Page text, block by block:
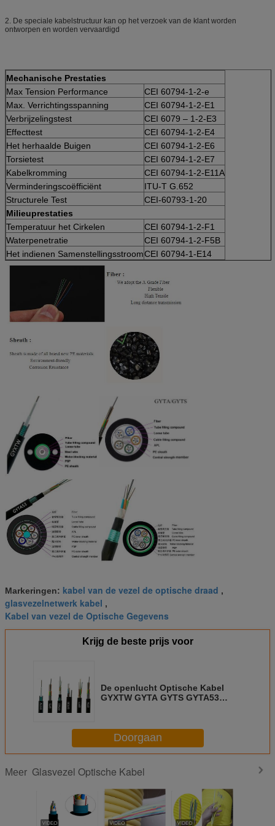
2. De speciale kabelstructuur kan op het verzoek van de klant worden
ontworpen en worden vervaardigd
Mechanische Prestaties
Max Tension Performance
CEI 60794-1-2-e
Max. Verrichtingsspanning
CEI 60794-1-2-E1
Verbrijzelingstest
CEI 6079 – 1-2-E3
Effecttest
CEI 60794-1-2-E4
Het herhaalde Buigen
CEI 60794-1-2-E6
Torsietest
CEI 60794-1-2-E7
Kabelkromming
CEI 60794-1-2-E11A
Verminderingscoëfficiënt
ITU-T G.652
Structurele Test
CEI-60793-1-20
Milieuprestaties
Temperatuur het Cirkelen
CEI 60794-1-2-F1
Waterpenetratie
CEI 60794-1-2-F5B
Het indienen SamenstellingsstroomCEI 60794-1-E14
Markeringen: kabel van de vezel de optische draad ,
glasvezelnetwerk kabel ,
Kabel van vezel de Optische Gegevens
Krijg de beste prijs voor
De openlucht Optische Kabel
GYXTW GYTA GYTS GYTA53
Doorgaan
Meer Glasvezel Optische Kabel